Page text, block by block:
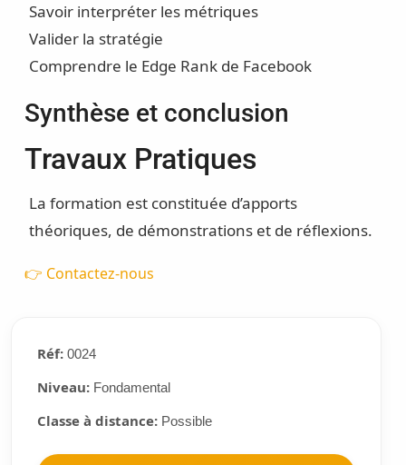
Savoir interpréter les métriques
Valider la stratégie
Comprendre le Edge Rank de Facebook
Synthèse et conclusion
Travaux Pratiques
La formation est constituée d’apports
théoriques, de démonstrations et de réflexions.
👉 Contactez-nous
Réf:0024
Niveau:Fondamental
Classe à distance:Possible